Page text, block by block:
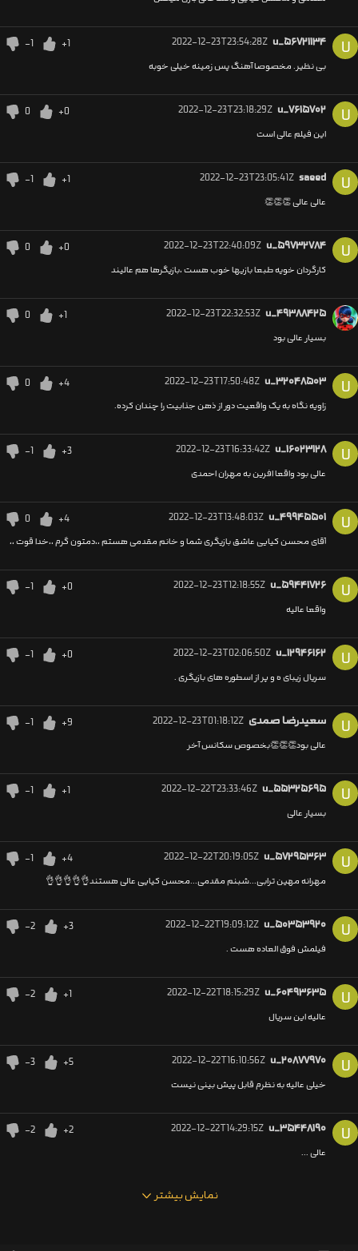
U u_۵۶۷۲۱۱۳۴ 2022-12-23T23:54:28Z
+1
-1
بی نظیر. مخصوصا آهنگ پس زمینه خیلی خوبه
U u_۷۶۱۵۷۰۲ 2022-12-23T23:18:29Z
+0
0
این فیلم عالی است
U
saeed
2022-12-23T23:05:41Z
+1
-1
عالی عالی 👏👏👏
U u_۵۹۷۳۲۷۸۴ 2022-12-23T22:40:09Z
+0
0
کارگردان خویه طبعا بازیها خوب هست ،بازیگرها هم عالیند
u_۴۹۳۸۸۴۲۵ 2022-12-23T22:32:53Z
+1
0
بسیار عالی بود
U u_۳۲۰۴۸۵۰۳ 2022-12-23T17:50:48Z
+4
0
زاویه نگاه به یک واقعیت دور از ذهن جذابیت را چندان کرده.
U u_۱۶۰۲۳۱۲۸ 2022-12-23T16:33:42Z
+3
-1
عالی بود واقعا افرین به مهران احمدی
U u_۴۹۹۴۵۵۰۱ 2022-12-23T13:48:03Z
+4
0
آقای محسن کیایی عاشق بازیگری شما و خانم مقدمی هستم ،،دمتون گرم ،،خدا قوت ،،
U u_۵۹۴۴۱۷۲۶ 2022-12-23T12:18:55Z
+0
-1
واقعا عالیه
U u_۱۲۹۴۶۱۶۲ 2022-12-23T02:06:50Z
+0
-1
سریال زیبای ه و پر از اسطوره های بازیگری .
U سعیدرضا صمدی 2022-12-23T01:18:12Z
+9
-1
عالی بود👏👏👏بخصوص سکانس آخر
U u_۵۵۳۲۵۶۹۵ 2022-12-22T23:33:46Z
+1
-1
بسیار عالی
U u_۵۷۲۹۵۳۶۳ 2022-12-22T20:19:05Z
+4
-1
مهرانه مهین ترابی...شبنم مقدمی...محسن کیایی عالی هستند👌👌👌👌👌
U u_۵۰۳۵۳۹۲۰ 2022-12-22T19:09:12Z
+3
-2
فیلمش فوق العاده هست .
U u_۶۰۴۹۳۶۳۵ 2022-12-22T18:15:29Z
+1
-2
عالیه این سریال
U u_۲۰۸۷۷۹۷۰ 2022-12-22T16:10:56Z
+5
-3
خیلی عالیه به نظرم قابل پیش بینی نیست
U u_۳۵۴۴۸۱۹۰ 2022-12-22T14:29:15Z
+2
-2
عالی ...
نمایش بیشتر